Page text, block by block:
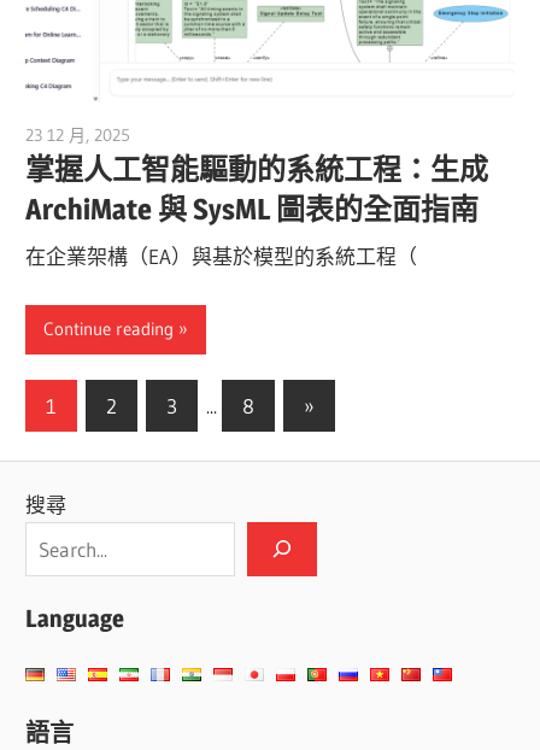
23 12 月, 2025
掌握人工智能驅動的系統工程：生成
ArchiMate 與 SysML 圖表的全面指南
在企業架構（EA）與基於模型的系統工程（
Continue reading
文
分
頁
1 2 3 ... 8
Next
Posts
»
搜尋
Language
語言